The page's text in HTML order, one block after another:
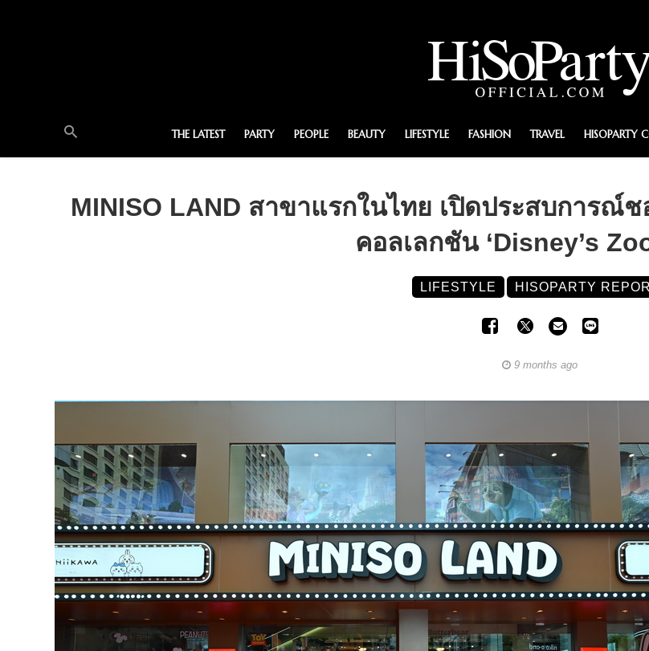
THE LATEST PARTY PEOPLE BEAUTY LIFESTYLE FASHION TRAVEL HISOPARTY
MINISO LAND สาขาแรกในไทย เปิดประสบการณ์
คอลเลกชัน ‘Disney’s
LIFESTYLE HISOPARTY
9 months ago